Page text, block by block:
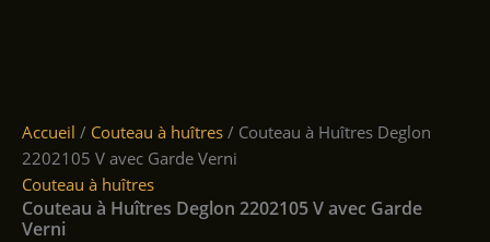
Accueil / Couteau à huîtres / Couteau à Huîtres Deglon
2202105 V avec Garde Verni
Couteau à huîtres
Couteau à Huîtres Deglon 2202105 V avec Garde
Verni